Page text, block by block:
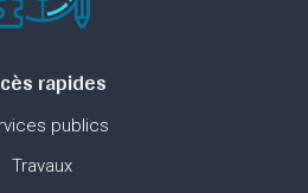
rapides
publics
Travaux